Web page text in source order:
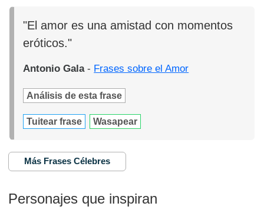
"El amor es una amistad con momentos
eróticos."
Antonio Gala- Frases sobre el Amor
Análisis de esta frase
Tuitear frase Wasapear
Más Frases Célebres
Personajes que inspiran